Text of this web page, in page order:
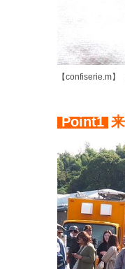
【confiserie.m】
Point1